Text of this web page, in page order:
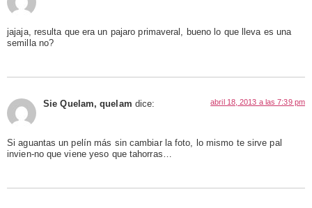
jajaja, resulta que era un pajaro primaveral, bueno lo que lleva es una
semilla no?
Sie Quelam, quelam dice: abril 18, 2013 a las 7:39 pm
Si aguantas un pelín más sin cambiar la foto, lo mismo te sirve pal
invien-no que viene yeso que tahorras…